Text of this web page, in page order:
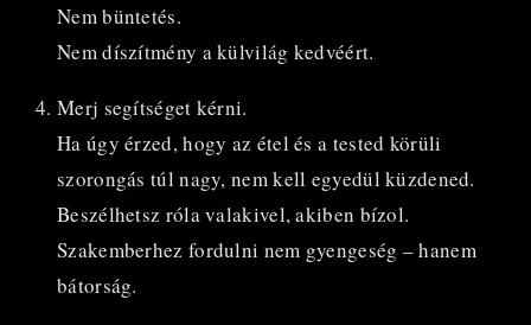
Nem büntetés.
Nem díszítmény a külvilág kedvéért.
Merj segítséget kérni.
Ha úgy érzed, hogy az étel és a tested körüli
szorongás túl nagy, nem kell egyedül küzdened.
Beszélhetsz róla valakivel, akiben bízol.
Szakemberhez fordulni nem gyengeség – hanem
bátorság.